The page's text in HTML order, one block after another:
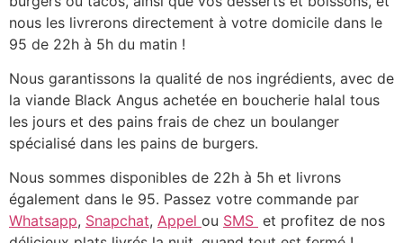
nous les livrerons directement à votre domicile dans le
95 de 22h à 5h du matin !
Nous garantissons la qualité de nos ingrédients, avec de
la viande Black Angus achetée en boucherie halal tous
les jours et des pains frais de chez un boulanger
spécialisé dans les pains de burgers.
Nous sommes disponibles de 22h à 5h et livrons
également dans le 95. Passez votre commande par
Whatsapp, Snapchat, Appel ou SMS et profitez de nos